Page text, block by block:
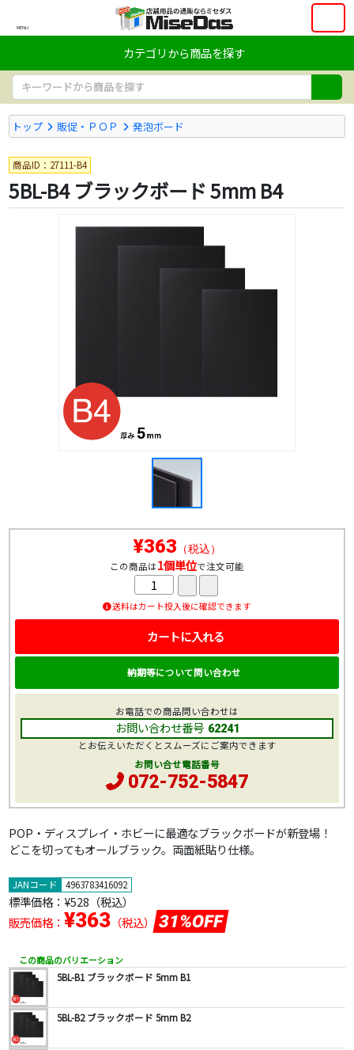
MENU
カテゴリから商品を探す
トップ 販促・ＰＯＰ 発泡ボード
商品ID：27111-B4
5BL-B4 ブラックボード 5mm B4
POP・ディスプレイ・ホビーに最適なブラックボードが新登場！
どこを切ってもオールブラック。両面紙貼り仕様。
JANコード 4963783416092
標準価格： ¥528 （税込）
販売価格： ¥363（税込） 31%OFF
この商品のバリエーション
5BL-B1 ブラックボード 5mm B1
5BL-B2 ブラックボード 5mm B2
¥363 （税込）
この商品は1個単位で注文可能
送料はカート投入後に確認できます
カートに入れる
納期等について問い合わせ
お電話での商品問い合わせは
お問い合わせ番号 62241
とお伝えいただくとスムーズにご案内できます
お問い合せ電話番号
072-752-5847